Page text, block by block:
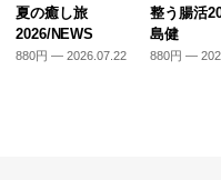
夏の癒し旅
2026/NEWS
880円 — 2026.07.22
整う腸活
島健
880円 —